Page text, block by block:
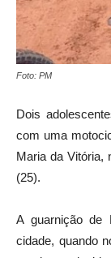
Foto: PM
Dois
com uma
Maria da Vitória,
(25).
A guarnição de
cidade, quando